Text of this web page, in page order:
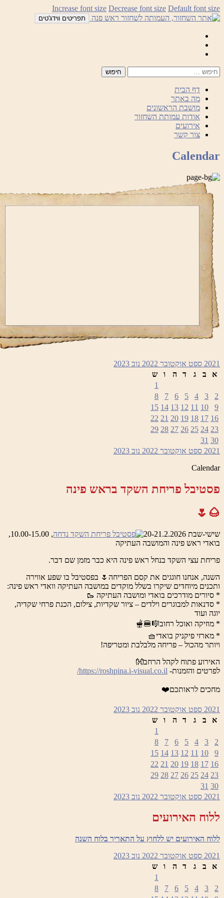
Increase font size Decrease font size Default font
תפריטים ווידג'טים
Mail
Facebook
Instagram
דף הבית
מה באתר
מושבת הראשונים
אודות עמותת השחזור
אירועים
צור קשר
ספט אוקטובר 2022 נוב2023
ש
10
11
12
13
14
15
17
18
19
20
21
22
24
25
26
27
28
29
31
ספט אוקטובר 2022 נוב2023
פריחת השקד בראש פינה
20-21.2.2026
, 10.00-15.00,
ראש פינה והמושבה העתיקה
עצי השקד בנחל ראש פינה היא כבר מזמן שם דבר.
אנחנו חוגגים את קסם הפריחה🌷 בפסטיבל בו שפע אווירה
מיוחדים שיקרו בשלל מוקדים במושבה העתיקה וואדי ראש פינה:
מודרכים בואדי ומושבה העתיקה 🥾
למבוגרים וילדים – ציור שקדיות, צילום, הכנת פרחי שקדיה,
ועוד
ואוכל רחוב🎼🍔🫕
פיקניק בואדי🧺
מהכול – פריחה מלבלבת ומטריפה!
פתוח לקהל הרחב👐
והזמנות-https://roshpina.i-visual.co.il/
לראותכם❤️
ספט אוקטובר 2022 נוב2023
ש
10
11
12
13
14
15
17
18
19
20
21
22
24
25
26
27
28
29
31
ספט אוקטובר 2022 נוב2023
האירועים
האירועים יש ללחוץ על התאריך בלוח השנה
ספט אוקטובר 2022 נוב2023
ש